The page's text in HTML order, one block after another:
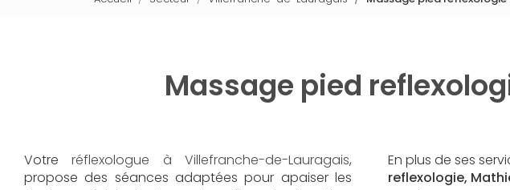
Massage pied
Votreréflexologue à Villefranche-de-Lauragais,
propose des séances adaptées pour apaiser les
En plus de ses
reflexologie,